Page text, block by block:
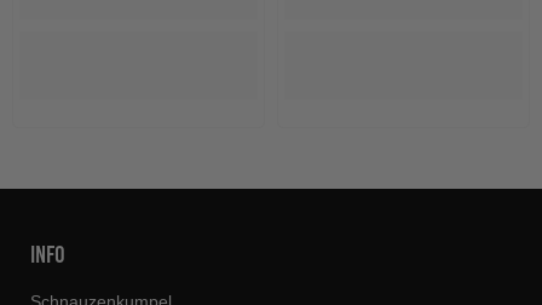
INFO
Schnauzenkumpel